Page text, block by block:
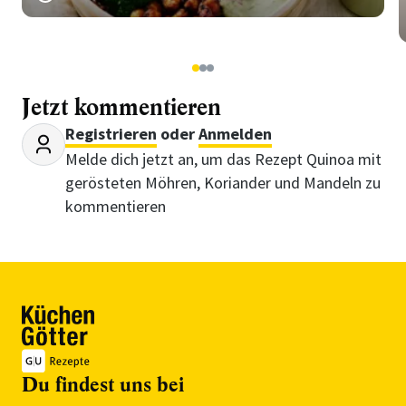
123
Jetzt kommentieren
Registrieren oderAnmelden
Melde dich jetzt an, um das Rezept Quinoa mit
gerösteten Möhren, Koriander und Mandeln zu
kommentieren
Du findest uns bei